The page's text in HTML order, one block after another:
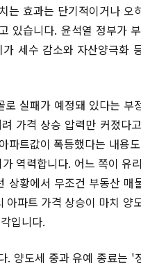
효과는 단기적이거나 오
있습니다. 윤석열 정부가
세수 감소와 자산양극화
실패가 예정돼 있다는 부
가격 상승 압력만 커졌다
트값이 폭등했다는 내용
역력합니다. 어느 쪽이 유
황에서 무조건 부동산 매
파트 가격 상승이 마치 양
입니다.
. 양도세 중과 유예 종료는 '